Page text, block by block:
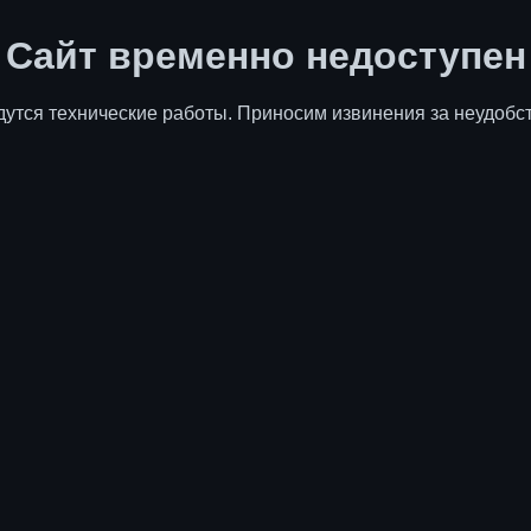
Сайт временно недоступен
технические работы. Приносим извинения за